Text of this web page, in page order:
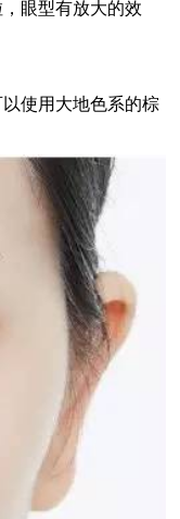
眼型有放大的效
使用大地色系的棕